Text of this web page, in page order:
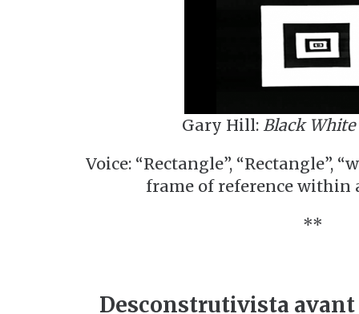
Gary Hill: Black White
Voice: “Rectangle”, “Rectangle”,
frame of reference within
**
Desconstrutivista